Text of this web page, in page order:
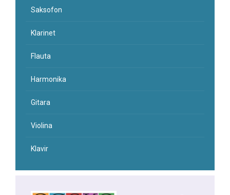
Saksofon
Klarinet
Flauta
Harmonika
Gitara
Violina
Klavir